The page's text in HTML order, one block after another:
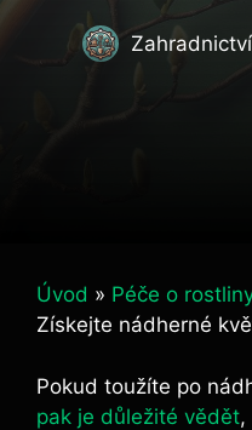
Úvod » Péče o
Získejte nádherné
Pokud toužíte po
pak je důležité vědět,